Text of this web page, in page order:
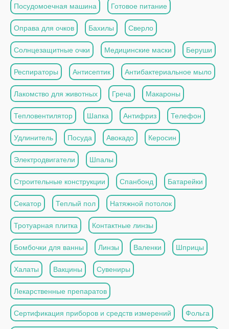
Посудомоечная машина Готовое питание
Оправа для очков Бахилы Сверло
Солнцезащитные очки Медицинские маски Беруши
Респираторы Антисептик Антибактериальное мыло
Лакомство для животных Греча Макароны
Тепловентилятор Шапка Антифриз Телефон
Удлинитель Посуда Авокадо Керосин
Электродвигатели Шпалы
Строительные конструкции Спанбонд Батарейки
Секатор Теплый пол Натяжной потолок
Тротуарная плитка Контактные линзы
Бомбочки для ванны Линзы Валенки Шприцы
Халаты Вакцины Сувениры
Лекарственные препаратов
Сертификация приборов и средств измерений Фольга